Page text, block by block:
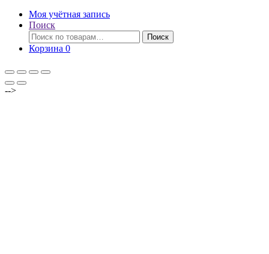
Моя учётная запись
Поиск
Искать:
Поиск
Корзина 0
-->